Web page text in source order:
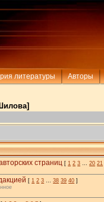
литературы Авторы
страниц [ 1 2 3 …20 21
[ 1 2 3 …38 39 40 ]